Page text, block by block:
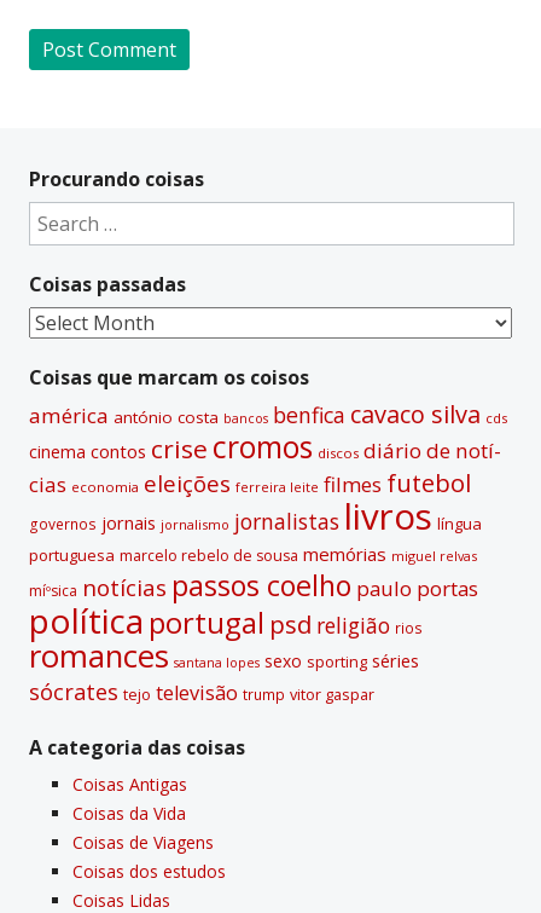
t
e
a
t
i
v
Procurando coisas
Search
for:
Coisas passadas
Coisas
Coisas que marcam os coisos
américa antónio costa bancos benfica cavaco silva cds
cinema contos crise cromos discos diário de notí­
cias economia eleições ferreira leite filmes futebol
governos jornais jornalismo jornalistas livros lí­ngua
portuguesa marcelo rebelo de sousa memórias miguel relvas
míºsica notí­cias passos coelho paulo portas
polí­tica portugal psd religião rios
romances santana lopes sexo sporting séries
sócrates tejo televisão trump vitor gaspar
A categoria das coisas
Coisas Antigas
Coisas da Vida
Coisas de Viagens
Coisas dos estudos
Coisas Lidas